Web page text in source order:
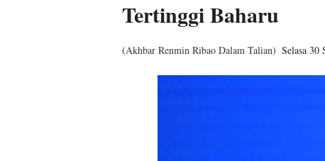
Tertinggi Baharu
(Akhbar Renmin Ribao Dalam Talian) Selasa 30